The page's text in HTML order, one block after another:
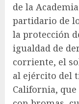
de la
partidario de
la protección
igualdad de
corriente, el
al ejército del
California,